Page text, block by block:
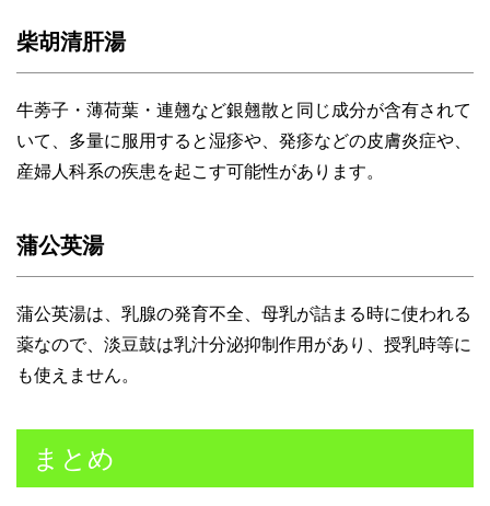
柴胡清肝湯
牛蒡子・薄荷葉・連翹など銀翹散と同じ成分が含有されて
いて、多量に服用すると湿疹や、発疹などの皮膚炎症や、
産婦人科系の疾患を起こす可能性があります。
蒲公英湯
蒲公英湯は、乳腺の発育不全、母乳が詰まる時に使われる
薬なので、淡豆鼓は乳汁分泌抑制作用があり、授乳時等に
も使えません。
まとめ